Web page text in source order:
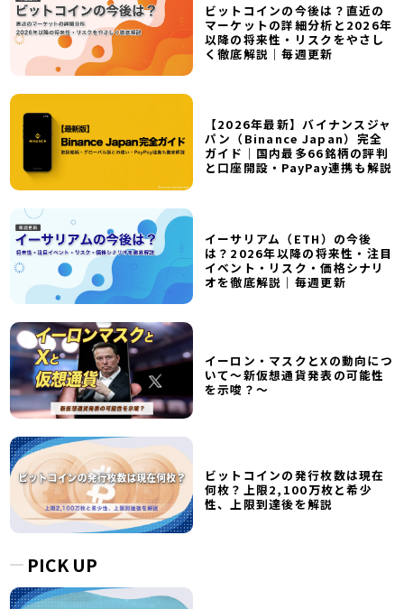
ビットコインの今後は？直近の
マーケットの詳細分析と2026年
以降の将来性・リスクをやさし
く徹底解説｜毎週更新
【2026年最新】バイナンスジャ
パン（Binance Japan）完全
ガイド｜国内最多66銘柄の評判
と口座開設・PayPay連携も解説
イーサリアム（ETH）の今後
は？2026年以降の将来性・注目
イベント・リスク・価格シナリ
オを徹底解説｜毎週更新
イーロン・マスクとXの動向につ
いて～新仮想通貨発表の可能性
を示唆？～
ビットコインの発行枚数は現在
何枚？上限2,100万枚と希少
性、上限到達後を解説
PICK UP